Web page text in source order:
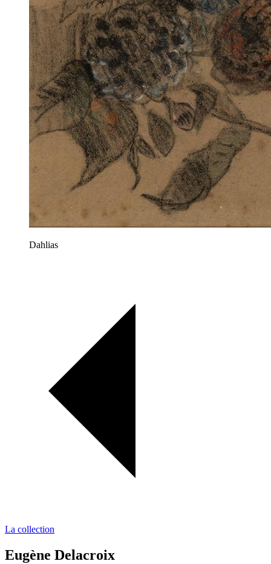
Dahlias
La collection
Eugène Delacroix